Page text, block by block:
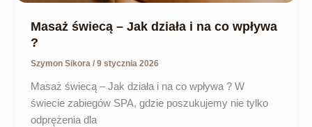
Masaż świecą – Jak działa i na co wpływa
?
Szymon Sikora/9 stycznia 2026
Masaż świecą – Jak działa i na co wpływa ? W
świecie zabiegów SPA, gdzie poszukujemy nie tylko
odprężenia dla